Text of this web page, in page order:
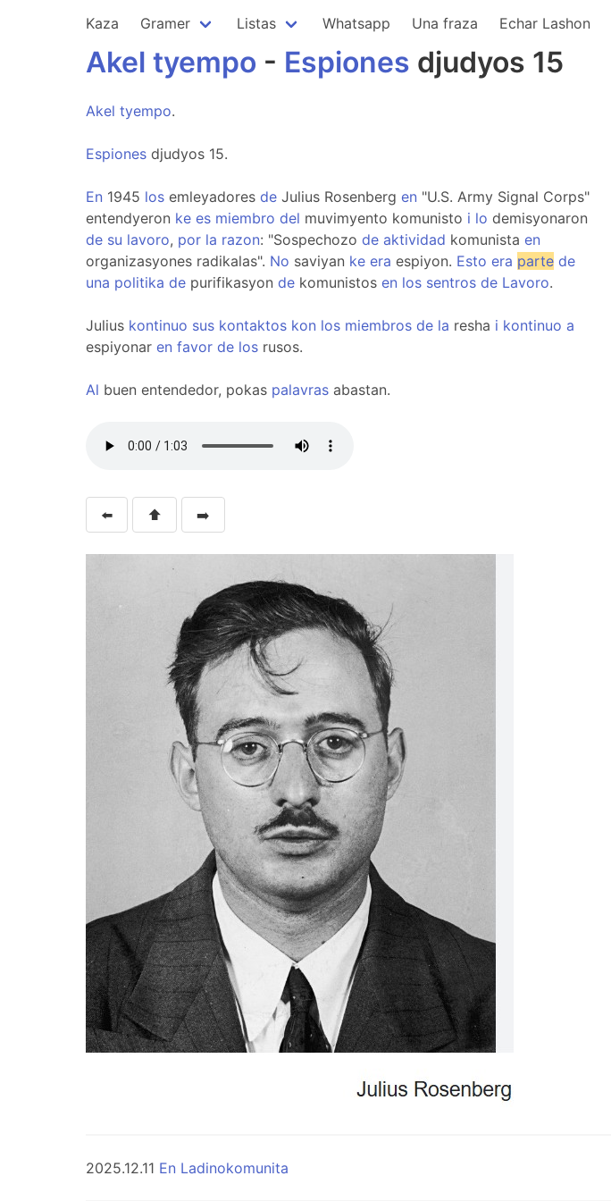
Kaza Gramer Listas Whatsapp Una fraza Echar Lashon
Akel tyempo - Espiones djudyos 15
Akel tyempo.
Espiones djudyos 15.
En 1945 los emleyadores de Julius Rosenberg en "U.S. Army Signal Corps"
entendyeron ke es miembro del muvimyento komunisto i lo demisyonaron
de su lavoro, por la razon: "Sospechozo de aktividad komunista en
organizasyones radikalas". No saviyan ke era espiyon. Esto era parte de
una politika de purifikasyon de komunistos en los sentros de Lavoro.
Julius kontinuo sus kontaktos kon los miembros de la resha i kontinuo a
espiyonar en favor de los rusos.
Al buen entendedor, pokas palavras abastan.
⬅️ ⬆️ ➡️
2025.12.11 En Ladinokomunita